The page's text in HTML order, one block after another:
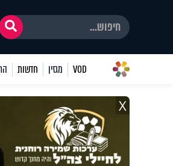
VOD מגזין חדשות
X